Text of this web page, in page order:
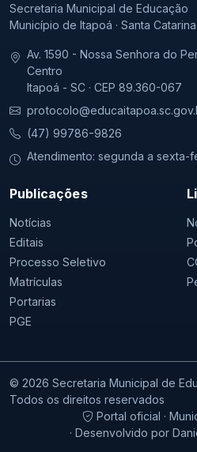
Secretaria Municipal de Educação
Município de Itapoá · Santa Catarina
Av. 1590 - Nossa Senhora do
Centro
Itapoá - SC · CEP 89.360-067
(47) 99786-9826
Atendimento: segunda a sexta-
Publicações
Notícias
Editais
Processo Seletivo
Matrículas
Portarias
PGE
© 2026 Secretaria Municipal de
Todos os direitos reservados
Portal oficial ·
· Desenvolvido por